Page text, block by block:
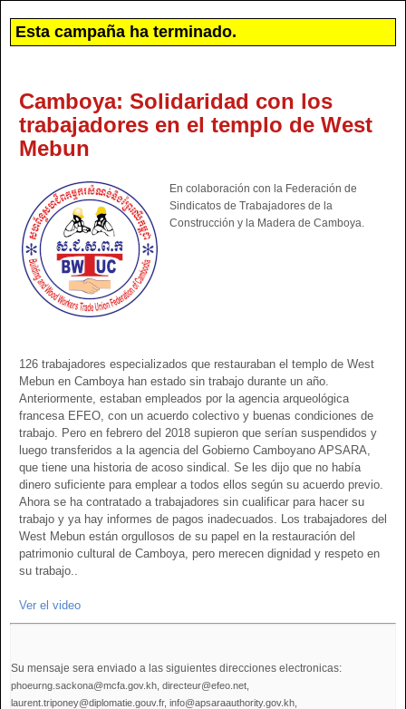
Esta campaña ha terminado.
Camboya: Solidaridad con los
trabajadores en el templo de West
Mebun
En colaboración con la Federación de
Sindicatos de Trabajadores de la
Construcción y la Madera de Camboya.
126 trabajadores especializados que restauraban el templo de West
Mebun en Camboya han estado sin trabajo durante un año.
Anteriormente, estaban empleados por la agencia arqueológica
francesa EFEO, con un acuerdo colectivo y buenas condiciones de
trabajo. Pero en febrero del 2018 supieron que serían suspendidos y
luego transferidos a la agencia del Gobierno Camboyano APSARA,
que tiene una historia de acoso sindical. Se les dijo que no había
dinero suficiente para emplear a todos ellos según su acuerdo previo.
Ahora se ha contratado a trabajadores sin cualificar para hacer su
trabajo y ya hay informes de pagos inadecuados. Los trabajadores del
West Mebun están orgullosos de su papel en la restauración del
patrimonio cultural de Camboya, pero merecen dignidad y respeto en
su trabajo..
Ver el video
Su mensaje sera enviado a las siguientes direcciones electronicas:
phoeurng.sackona@mcfa.gov.kh, directeur@efeo.net,
laurent.triponey@diplomatie.gouv.fr, info@apsaraauthority.gov.kh,